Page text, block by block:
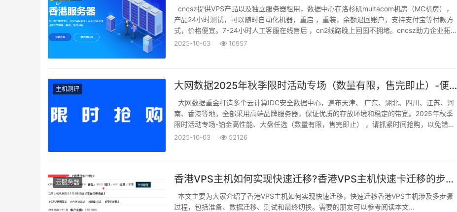
cncsz提供VPS产品以及独立服务器租用，数据中心在洛杉矶multacom机房（MC机房），
产品24小时测试，可以随时自动化机器，重启 ，重装，余额退回账户，支持支付宝等付款方
式，价格便宜。7*24小时人工客服在线售后 ，cn2线路晚上回国不拥堵。cncsz​​​​​​​助力企业拓
展业务：云服务器...
2025-10-03 10957
主机测评 大网数据2025年秋季限时活动专场（数量有限，售完即止）-便宜国内香港韩国VPS
大网数据重金打造多个云计算IDC安全数据中心，遍布天津、 广东、湖北、四川、江苏、河
南、香港等地，全部采用高端品牌服务器，保证优质的存放环境和稳定的带宽。2025年秋季
限时活动专场-铂金高性能、大盘任选（数量有限，售完即止） ，请抓紧时间抢购，以免错失
优惠机会！...
2025-10-03 52126
云服务器 香港VPS主机如何实现快速迁移?香港VPS主机快速卡迁移的步骤指南
本文主要为大家介绍了香港VPS主机如何实现快速迁移，快速迁移香港VPS主机涉及多步骤
过程，包括准备、数据迁移、测试和最终切换。需要的朋友可以参考阅读本文...